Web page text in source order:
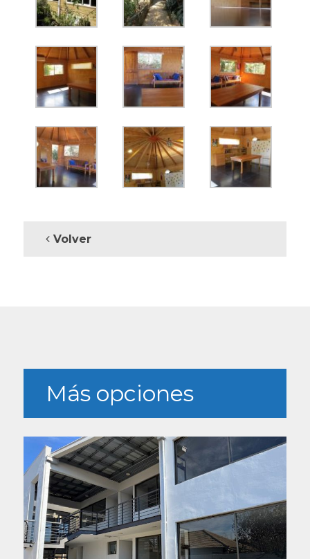
Volver
Más opciones